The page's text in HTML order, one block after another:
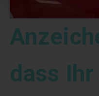
dass